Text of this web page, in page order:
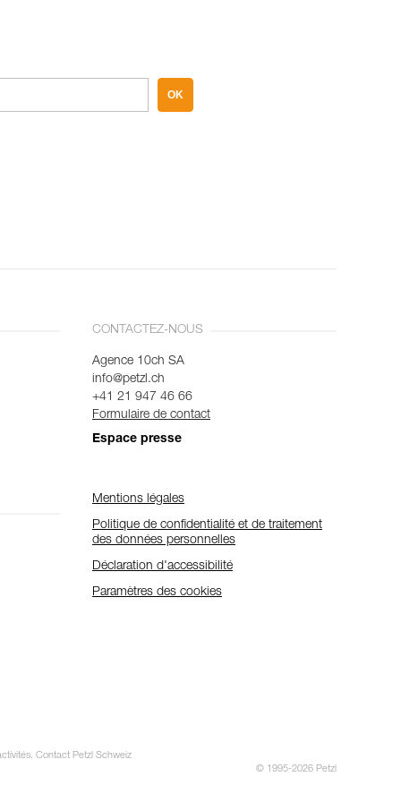
OK
CONTACTEZ-NOUS
Agence 10ch SA
info@petzl.ch
+41 21 947 46 66
Formulaire de contact
Espace presse
Mentions légales
Politique de confidentialité et de traitement
des données personnelles
Déclaration d'accessibilité
Paramètres des cookies
Contact Petzl Schweiz
© 1995-2026 Petzl